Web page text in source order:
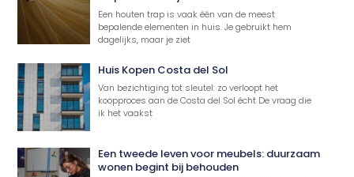
Een houten trap is vaak één van de meest
bepalende elementen in huis. Je gebruikt hem
dagelijks, maar je ziet
Huis Kopen Costa del Sol
Van bezichtiging tot sleutel: zo verloopt het
koopproces aan de Costa del Sol écht De vraag die
ik het vaakst
Een tweede leven voor meubels: duurzaam
wonen begint bij behouden